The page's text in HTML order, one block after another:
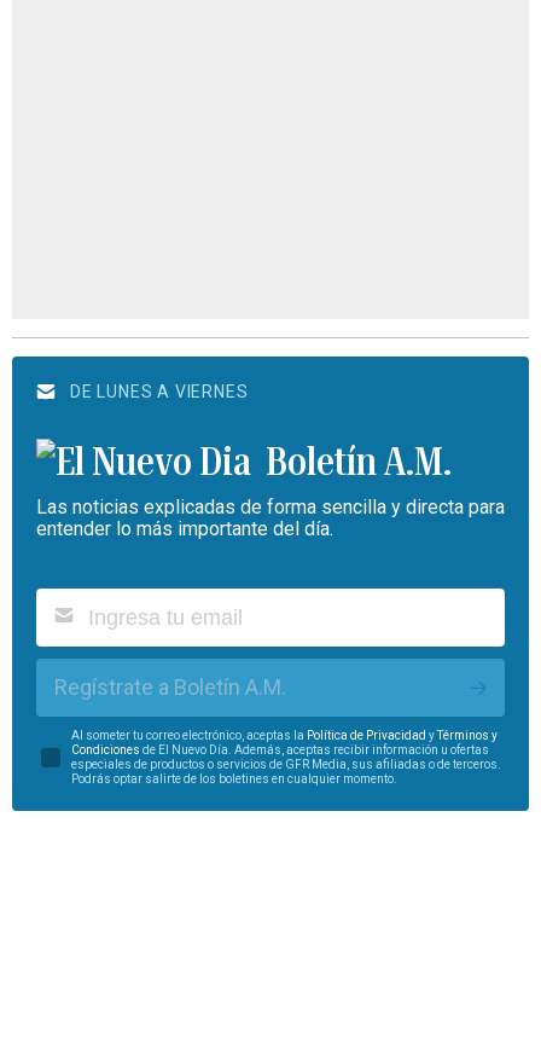
DE LUNES A VIERNES
Boletín A.M.
Las noticias explicadas de forma sencilla y directa para
entender lo más importante del día.
Regístrate a Boletín A.M.
Al someter tu correo electrónico, aceptas la Política de Privacidad yTérminos y
Condiciones de El Nuevo Día. Además, aceptas recibir información u ofertas
especiales de productos o servicios de GFR Media, sus afiliadas o de terceros.
Podrás optar salirte de los boletines en cualquier momento.